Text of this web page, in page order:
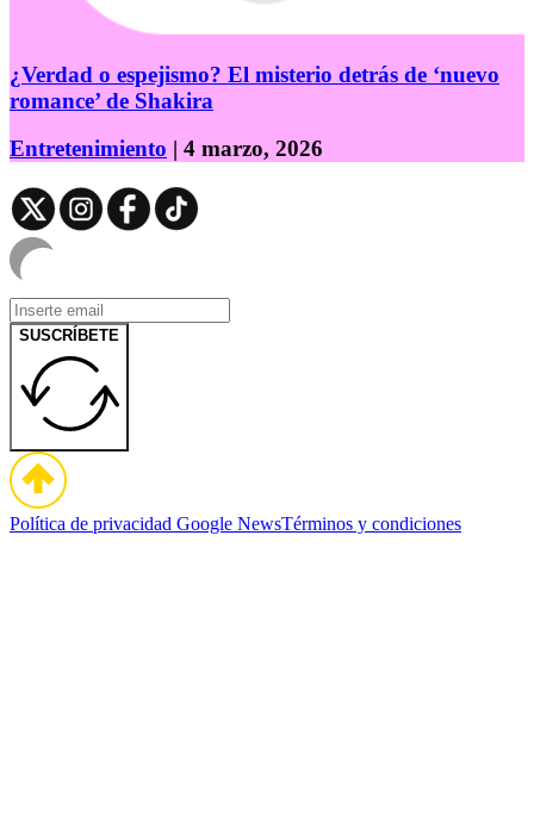
¿Verdad o espejismo? El misterio detrás de ‘nuevo
romance’ de Shakira
Entretenimiento | 4 marzo, 2026
SUSCRÍBETE
Política de privacidad Google NewsTérminos y condiciones